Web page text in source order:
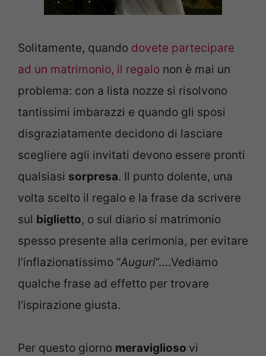
Solitamente, quando dovete partecipare
ad un matrimonio, il regalo non è mai un
problema: con a lista nozze si risolvono
tantissimi imbarazzi e quando gli sposi
disgraziatamente decidono di lasciare
scegliere agli invitati devono essere pronti
qualsiasi sorpresa. Il punto dolente, una
volta scelto il regalo e la frase da scrivere
sul biglietto, o sul diario si matrimonio
spesso presente alla cerimonia, per evitare
l’inflazionatissimo “Auguri”….Vediamo
qualche frase ad effetto per trovare
l’ispirazione giusta.
Per questo giorno meraviglioso vi